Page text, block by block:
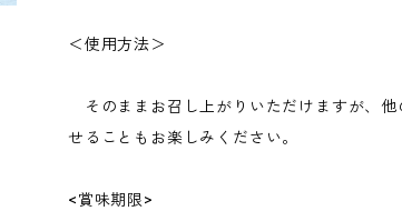
＜使用方法＞
そのままお召し上がりいただけますが、他
せることもお楽しみください。
<賞味期限>